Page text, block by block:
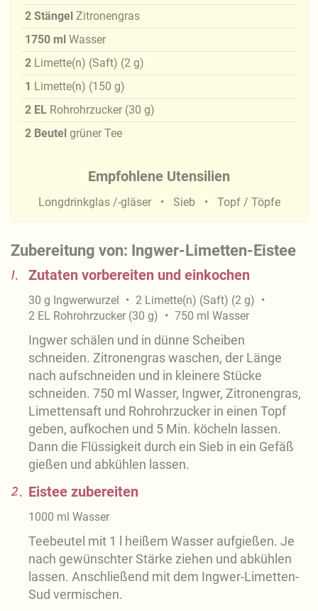
Zubereitung von: Ingwer-Limetten-Eistee
1. Zutaten vorbereiten und einkochen
30 g Ingwerwurzel 2 Limette(n) (Saft) (2 g)
2 EL Rohrohrzucker (30 g) 750 ml Wasser
Ingwer schälen und in dünne Scheiben
schneiden. Zitronengras waschen, der Länge
nach aufschneiden und in kleinere Stücke
schneiden. 750 ml Wasser, Ingwer, Zitronengras,
Limettensaft und Rohrohrzucker in einen Topf
geben, aufkochen und 5 Min. köcheln lassen.
Dann die Flüssigkeit durch ein Sieb in ein Gefäß
gießen und abkühlen lassen.
2. Eistee zubereiten
1000 ml Wasser
Teebeutel mit 1 l heißem Wasser aufgießen. Je
nach gewünschter Stärke ziehen und abkühlen
lassen. Anschließend mit dem Ingwer-Limetten-
Sud vermischen.
2 Stängel Zitronengras
1750 ml Wasser
2 Limette(n) (Saft) (2 g)
1 Limette(n) (150 g)
2 EL Rohrohrzucker (30 g)
2 Beutel grüner Tee
Empfohlene Utensilien
Longdrinkglas /-gläser Sieb Topf / Töpfe